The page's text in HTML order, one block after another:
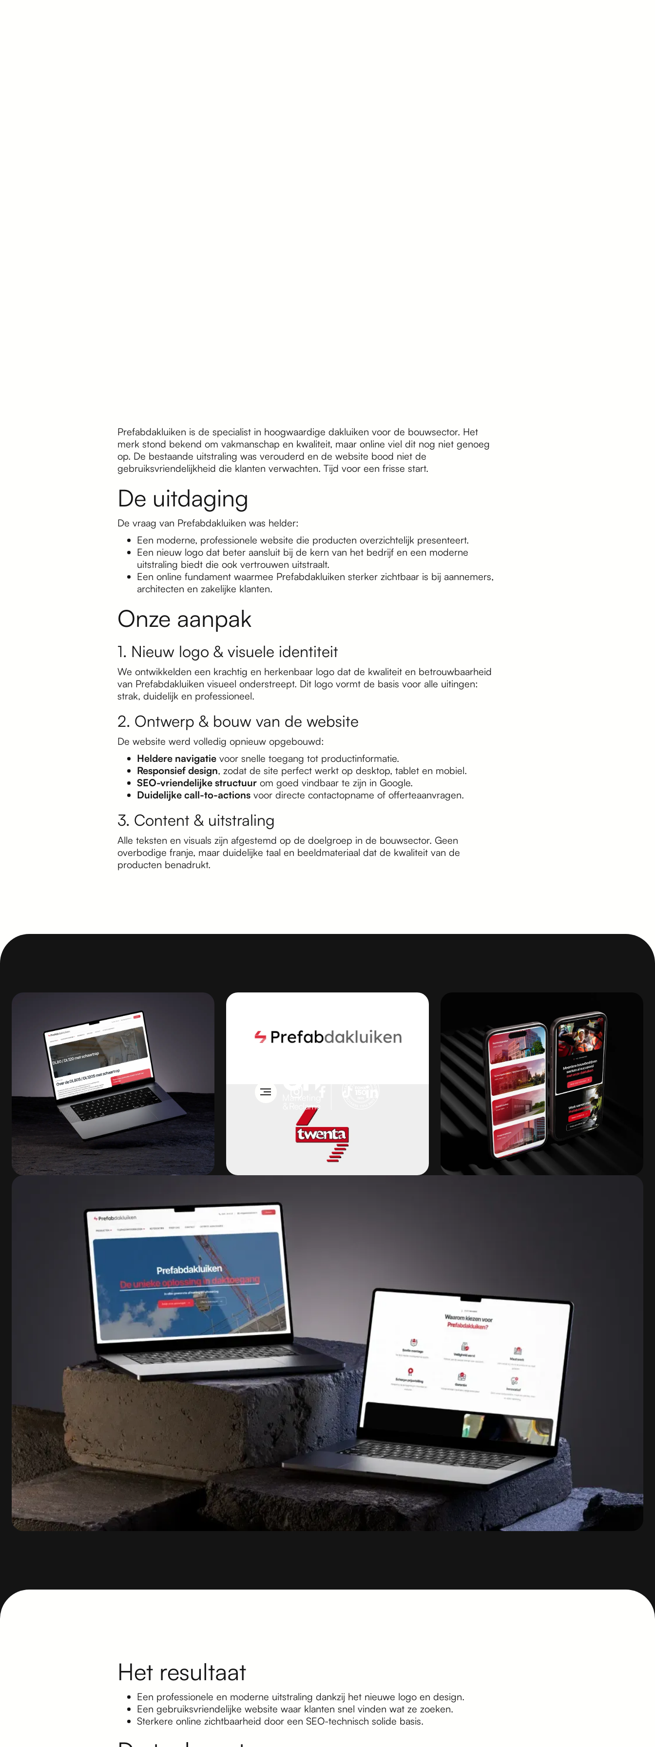
Prefabdakluiken is de specialist in hoogwaardige dakluiken voor de bouwsector. Het
merk stond bekend om vakmanschap en kwaliteit, maar online viel dit nog niet genoeg
op. De bestaande uitstraling was verouderd en de website bood niet de
gebruiksvriendelijkheid die klanten verwachten. Tijd voor een frisse start.
De uitdaging
De vraag van Prefabdakluiken was helder:
Een moderne, professionele website die producten overzichtelijk presenteert.
Een nieuw logo dat beter aansluit bij de kern van het bedrijf en een moderne
uitstraling biedt die ook vertrouwen uitstraalt.
Een online fundament waarmee Prefabdakluiken sterker zichtbaar is bij aannemers,
architecten en zakelijke klanten.
Onze aanpak
1. Nieuw logo & visuele identiteit
We ontwikkelden een krachtig en herkenbaar logo dat de kwaliteit en betrouwbaarheid
van Prefabdakluiken visueel onderstreept. Dit logo vormt de basis voor alle uitingen:
strak, duidelijk en professioneel.
2. Ontwerp & bouw van de website
De website werd volledig opnieuw opgebouwd:
Heldere navigatie voor snelle toegang tot productinformatie.
Responsief design, zodat de site perfect werkt op desktop, tablet en mobiel.
SEO-vriendelijke structuur om goed vindbaar te zijn in Google.
Duidelijke call-to-actions voor directe contactopname of offerteaanvragen.
3. Content & uitstraling
Alle teksten en visuals zijn afgestemd op de doelgroep in de bouwsector. Geen
overbodige franje, maar duidelijke taal en beeldmateriaal dat de kwaliteit van de
producten benadrukt.
Het resultaat
Een professionele en moderne uitstraling dankzij het nieuwe logo en design.
Een gebruiksvriendelijke website waar klanten snel vinden wat ze zoeken.
Sterkere online zichtbaarheid door een SEO-technisch solide basis.